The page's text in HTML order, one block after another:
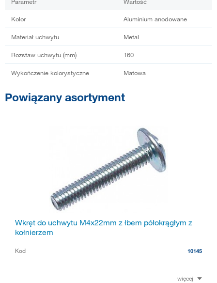
Parametr Wartość
Kolor Aluminium anodowane
Materiał uchwytu Metal
Rozstaw uchwytu (mm) 160
Wykończenie kolorystyczne Matowa
Powiązany asortyment
Wkręt do uchwytu M4x22mm z łbem półokrągłym z
kołnierzem
Kod 10145
więcej